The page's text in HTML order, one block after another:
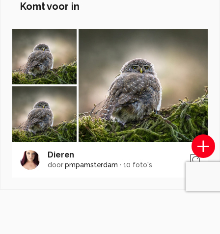
Komt voor in
Dieren
doorpmpamsterdam · 10 foto's